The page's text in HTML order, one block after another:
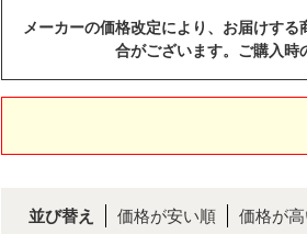
メーカーの価格改定により、お届けす
合がございます。ご購入時
並び替え 価格が安い順 価格が